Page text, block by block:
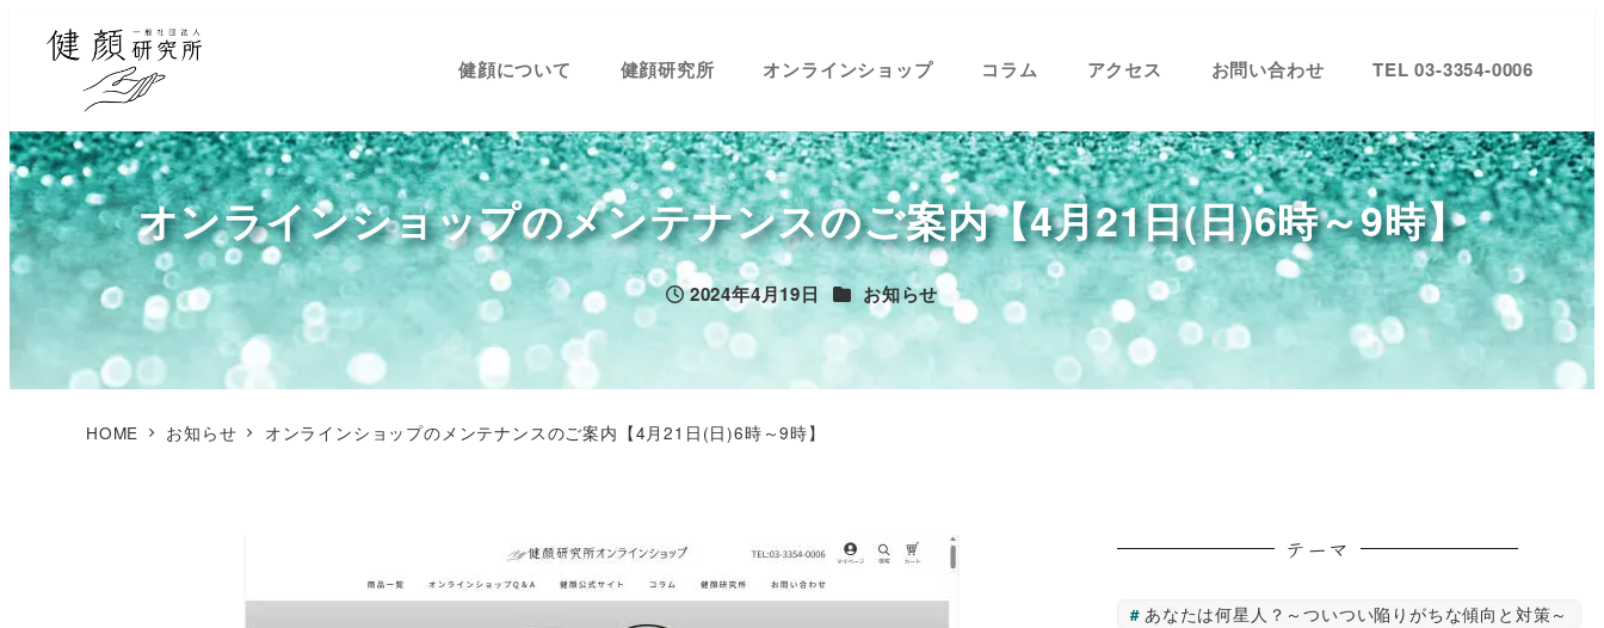
健顔について 健顔研究所 オンラインショップ コラム アクセス お問い合わせ TEL 03-3354-0006
オンラインショップのメンテナンスのご案内【4月21日(日)6時～9時】
投稿日
2024年4月19日 カテゴリー
お知らせ
HOME お知らせ オンラインショップのメンテナンスのご案内【4月21日(日)6時～9時】
テーマ
あなたは何星人？～ついつい陥りがちな傾向と対策～